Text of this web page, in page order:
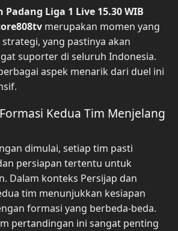
Padang Liga 1 Live 15.30 WIB
merupakan momen yang
yang pastinya akan
suporter di seluruh Indonesia.
aspek menarik dari duel ini
Kedua Tim Menjelang
dimulai, setiap tim pasti
persiapan tertentu untuk
Dalam konteks Persijap dan
tim menunjukkan kesiapan
formasi yang berbeda-beda.
pertandingan ini sangat penting